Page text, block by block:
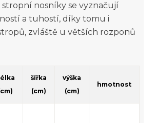
stropní nosníky se vyznačují
a tuhostí, díky tomu i
zvláště u větších rozponů
šířka
(cm)
výška
(cm)
hmotnost